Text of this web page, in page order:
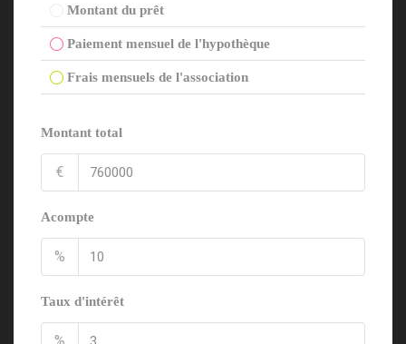
Montant du prêt
Paiement mensuel de l'hypothèque
Frais mensuels de l'association
Montant total
€
Acompte
%
Taux d'intérêt